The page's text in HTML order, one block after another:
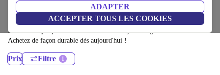
ADAPTER
ACCEPTER TOUS LES COOKIES
Ordinateurs portables ASUS:
Ordinateurs portables ASUS certifiés reconditionnés à moins de 100€ –
économisez jusqu'à 40 %. Retours sous 30 jours et garantie de 12 mois.
Achetez de façon durable dès aujourd'hui !
Prix Filtre